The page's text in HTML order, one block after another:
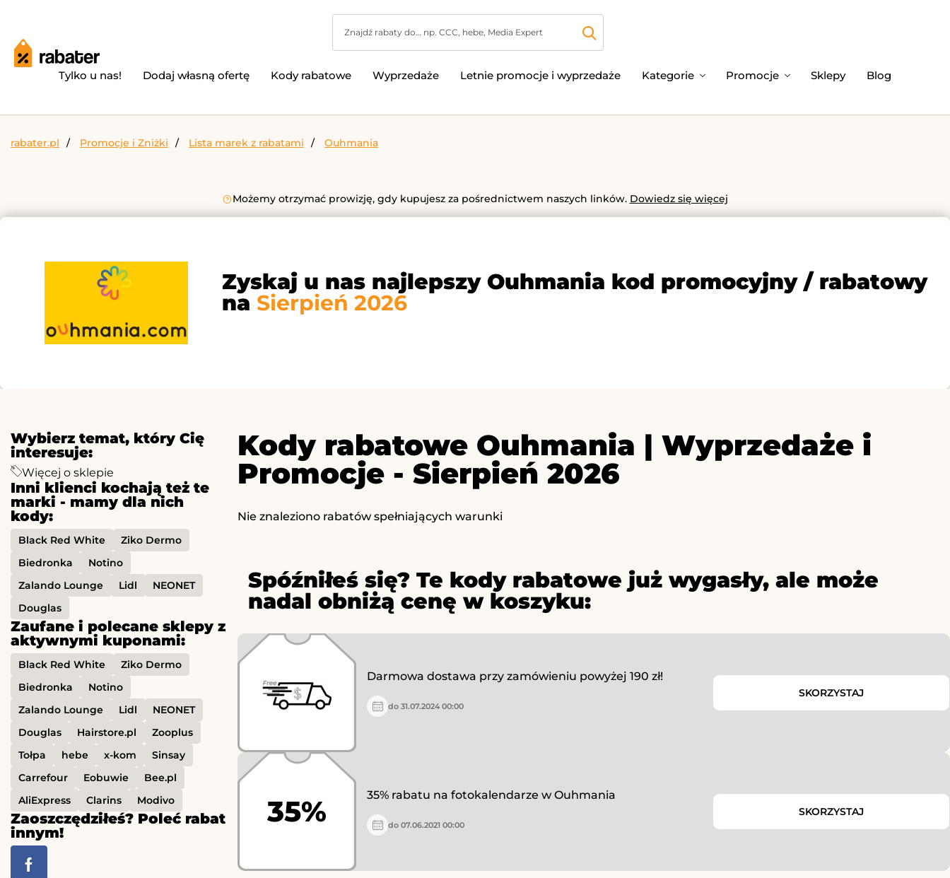
Tylko u nas! Dodaj własną ofertę Kody rabatowe Wyprzedaże Letnie promocje i wyprzedaże Kategorie Promocje Sklepy Blog
rabater.pl Promocje i Zniżki Lista marek z rabatami Ouhmania
Możemy otrzymać prowizję, gdy kupujesz za pośrednictwem naszych linków. Dowiedz się więcej
Zyskaj u nas najlepszy Ouhmania kod promocyjny / rabatowy
na Sierpień 2026
Wybierz temat, który Cię
interesuje:
Więcej o sklepie
Inni klienci kochają też te
marki - mamy dla nich
kody:
Black Red White
Ziko Dermo
Biedronka
Notino
Zalando Lounge
Lidl
NEONET
Douglas
Zaufane i polecane sklepy z
aktywnymi kuponami:
Black Red White
Ziko Dermo
Biedronka
Notino
Zalando Lounge
Lidl
NEONET
Douglas
Hairstore.pl
Zooplus
Tołpa
hebe x-kom
Sinsay
Carrefour
Eobuwie
Bee.pl
AliExpress
Clarins Modivo
Zaoszczędziłeś? Poleć rabat
innym!
Kody rabatowe Ouhmania | Wyprzedaże i
Promocje - Sierpień 2026
Nie znaleziono rabatów spełniających warunki
Spóźniłeś się? Te kody rabatowe już wygasły, ale może
nadal obniżą cenę w koszyku:
Darmowa dostawa przy zamówieniu powyżej 190 zł!
do 31.07.2024 00:00
SKORZYSTAJ
35% 35% rabatu na fotokalendarze w Ouhmania
do 07.06.2021 00:00
SKORZYSTAJ